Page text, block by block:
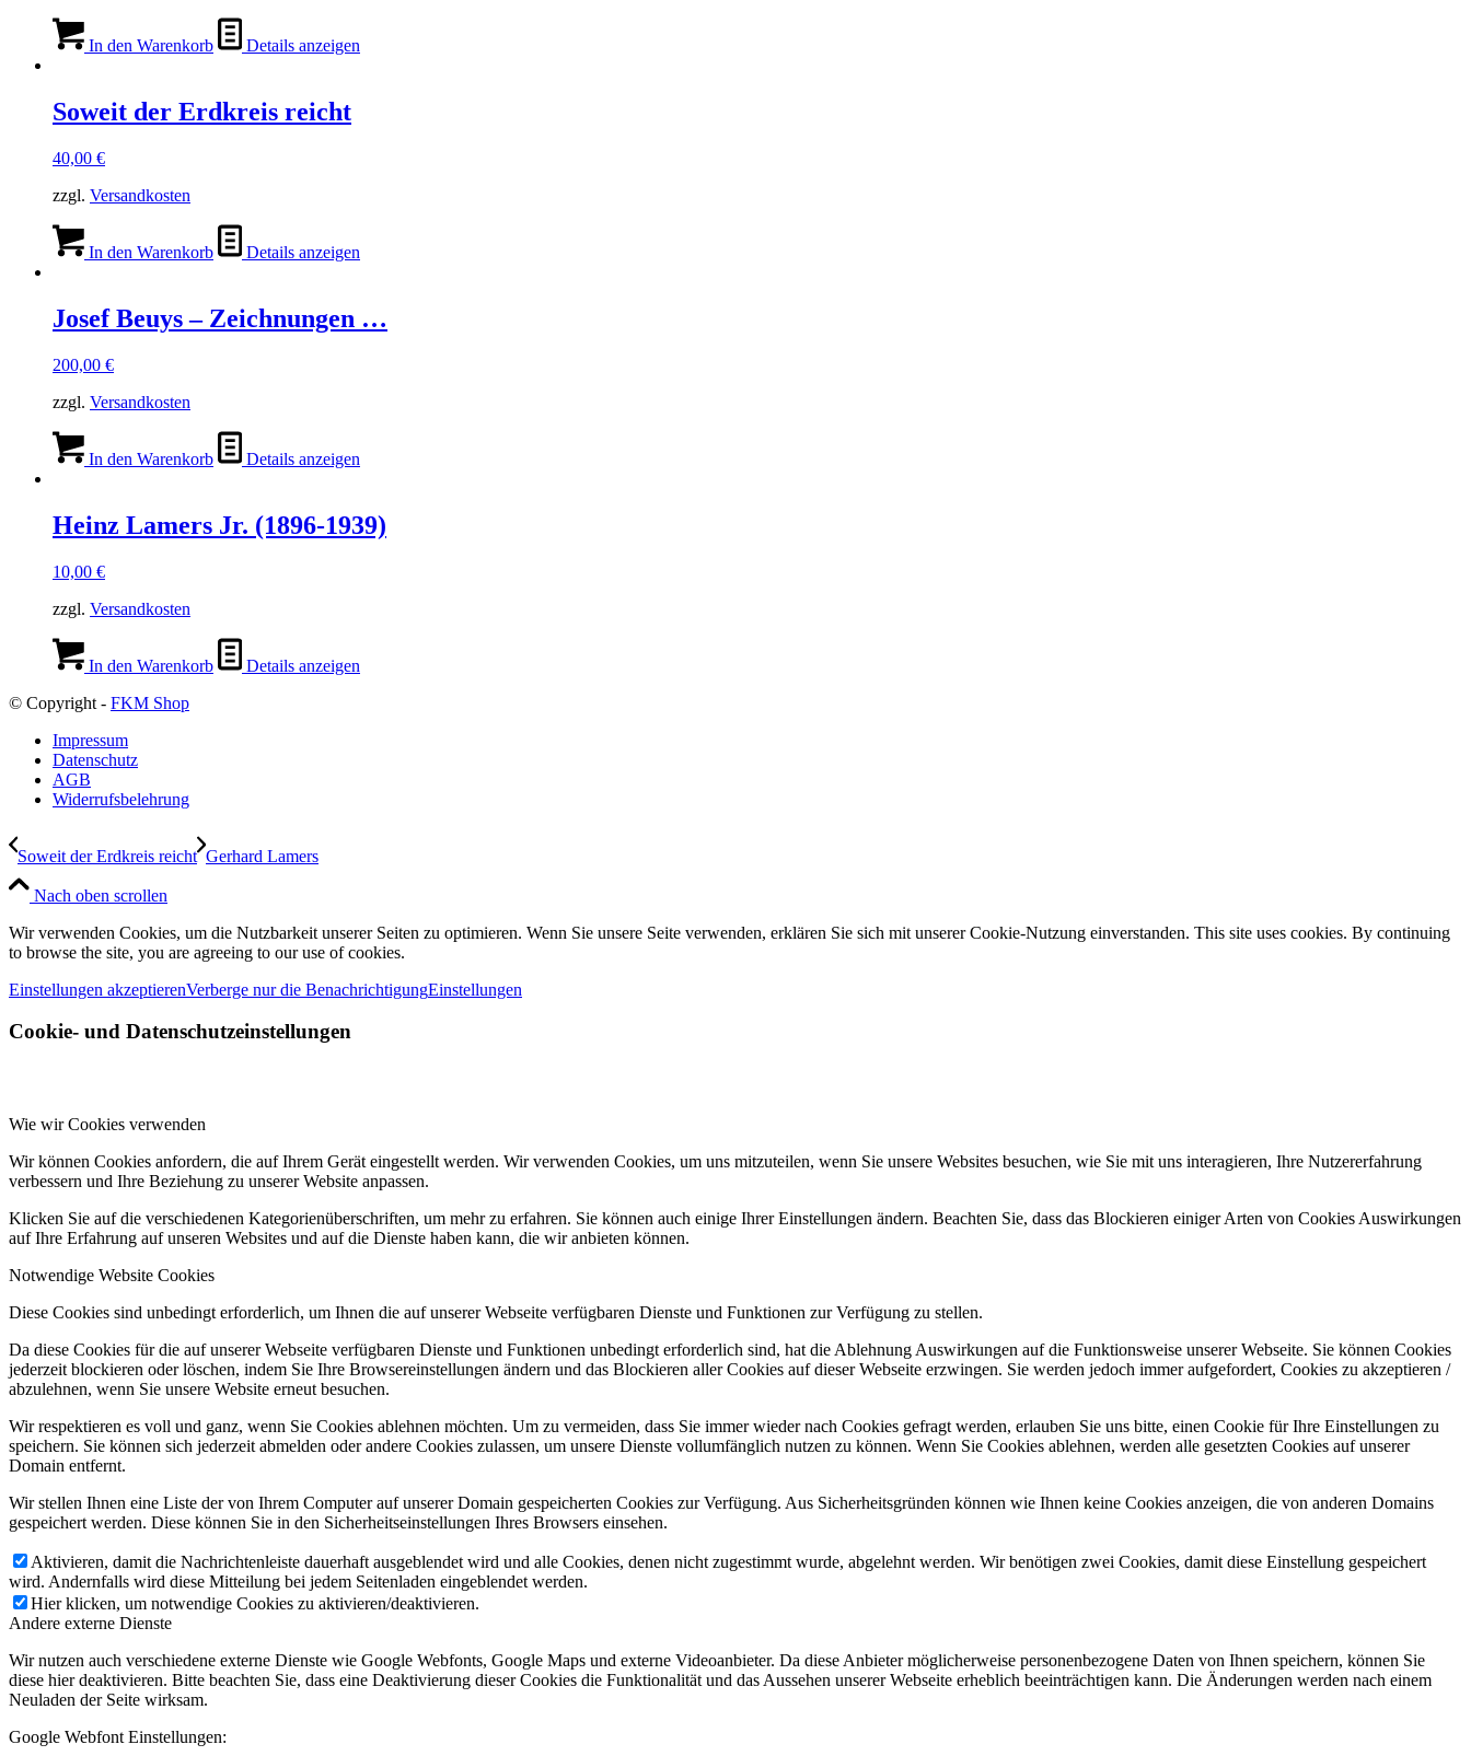
In den Warenkorb Details anzeigen
Soweit der Erdkreis reicht
40,00 €
zzgl. Versandkosten
In den Warenkorb Details anzeigen
Josef Beuys – Zeichnungen …
200,00 €
zzgl. Versandkosten
In den Warenkorb Details anzeigen
Heinz Lamers Jr. (1896-1939)
10,00 €
zzgl. Versandkosten
In den Warenkorb
Details anzeigen
© Copyright - FKM Shop
Impressum
Datenschutz
AGB
Widerrufsbelehrung
Soweit der Erdkreis reicht Gerhard Lamers
Nach oben scrollen
Wir verwenden Cookies, um die Nutzbarkeit unserer Seiten zu optimieren. Wenn Sie unsere Seite verwenden, erklären Sie sich mit unserer Cookie-Nutzung einverstanden. This site uses cookies. By continuing
to browse the site, you are agreeing to our use of cookies.
Einstellungen akzeptierenVerberge nur die BenachrichtigungEinstellungen
Cookie- und Datenschutzeinstellungen
Wie wir Cookies verwenden
Wir können Cookies anfordern, die auf Ihrem Gerät eingestellt werden. Wir verwenden Cookies, um uns mitzuteilen, wenn Sie unsere Websites besuchen, wie Sie mit uns interagieren, Ihre Nutzererfahrung
verbessern und Ihre Beziehung zu unserer Website anpassen.
Klicken Sie auf die verschiedenen Kategorienüberschriften, um mehr zu erfahren. Sie können auch einige Ihrer Einstellungen ändern. Beachten Sie, dass das Blockieren einiger Arten von Cookies Auswirkungen
auf Ihre Erfahrung auf unseren Websites und auf die Dienste haben kann, die wir anbieten können.
Notwendige Website Cookies
Diese Cookies sind unbedingt erforderlich, um Ihnen die auf unserer Webseite verfügbaren Dienste und Funktionen zur Verfügung zu stellen.
Da diese Cookies für die auf unserer Webseite verfügbaren Dienste und Funktionen unbedingt erforderlich sind, hat die Ablehnung Auswirkungen auf die Funktionsweise unserer Webseite. Sie können Cookies
jederzeit blockieren oder löschen, indem Sie Ihre Browsereinstellungen ändern und das Blockieren aller Cookies auf dieser Webseite erzwingen. Sie werden jedoch immer aufgefordert, Cookies zu akzeptieren /
abzulehnen, wenn Sie unsere Website erneut besuchen.
Wir respektieren es voll und ganz, wenn Sie Cookies ablehnen möchten. Um zu vermeiden, dass Sie immer wieder nach Cookies gefragt werden, erlauben Sie uns bitte, einen Cookie für Ihre Einstellungen zu
speichern. Sie können sich jederzeit abmelden oder andere Cookies zulassen, um unsere Dienste vollumfänglich nutzen zu können. Wenn Sie Cookies ablehnen, werden alle gesetzten Cookies auf unserer
Domain entfernt.
Wir stellen Ihnen eine Liste der von Ihrem Computer auf unserer Domain gespeicherten Cookies zur Verfügung. Aus Sicherheitsgründen können wie Ihnen keine Cookies anzeigen, die von anderen Domains
gespeichert werden. Diese können Sie in den Sicherheitseinstellungen Ihres Browsers einsehen.
Aktivieren, damit die Nachrichtenleiste dauerhaft ausgeblendet wird und alle Cookies, denen nicht zugestimmt wurde, abgelehnt werden. Wir benötigen zwei Cookies, damit diese Einstellung gespeichert
wird. Andernfalls wird diese Mitteilung bei jedem Seitenladen eingeblendet werden.
Hier klicken, um notwendige Cookies zu aktivieren/deaktivieren.
Andere externe Dienste
Wir nutzen auch verschiedene externe Dienste wie Google Webfonts, Google Maps und externe Videoanbieter. Da diese Anbieter möglicherweise personenbezogene Daten von Ihnen speichern, können Sie
diese hier deaktivieren. Bitte beachten Sie, dass eine Deaktivierung dieser Cookies die Funktionalität und das Aussehen unserer Webseite erheblich beeinträchtigen kann. Die Änderungen werden nach einem
Neuladen der Seite wirksam.
Google Webfont Einstellungen: